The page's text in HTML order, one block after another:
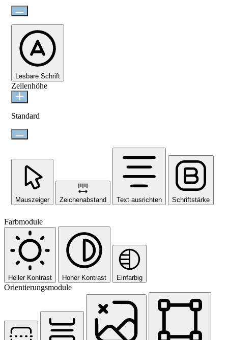
Lesbare Schrift
Zeilenhöhe
Standard
Mauszeiger Zeichenabstand Text ausrichten Schriftstärke
Farbmodule
Heller Kontrast Hoher Kontrast Einfarbig
Orientierungsmodule